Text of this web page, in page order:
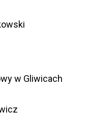
w Gliwicach